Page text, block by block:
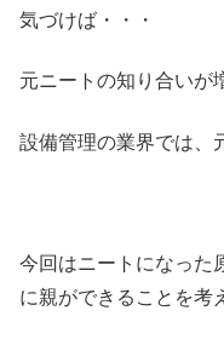
気づけば・・・
元ニートの知り合いが
設備管理の業界では、
今回はニートになった
に親ができることを考